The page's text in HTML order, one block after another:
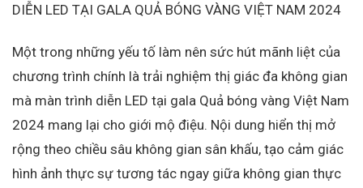
DIỄN LED TẠI GALA QUẢ BÓNG VÀNG VIỆT NAM 2024
Một trong những yếu tố làm nên sức hút mãnh liệt của
chương trình chính là trải nghiệm thị giác đa không gian
mà màn trình diễn LED tại gala Quả bóng vàng Việt Nam
2024 mang lại cho giới mộ điệu. Nội dung hiển thị mở
rộng theo chiều sâu không gian sân khấu, tạo cảm giác
hình ảnh thực sự tương tác ngay giữa không gian thực